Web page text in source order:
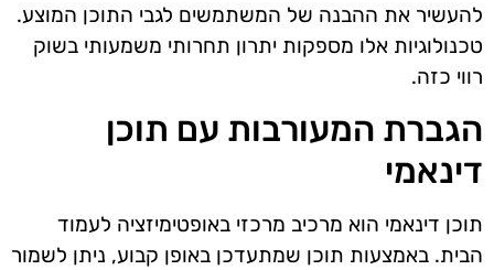
להעשיר את ההבנה של המשתמשים לגבי התוכן המוצע.
טכנולוגיות אלו מספקות יתרון תחרותי משמעותי בשוק
רווי כזה.
הגברת המעורבות עם תוכן
דינאמי
תוכן דינאמי הוא מרכיב מרכזי באופטימיזציה לעמוד
הבית. באמצעות תוכן שמתעדכן באופן קבוע, ניתן לשמור